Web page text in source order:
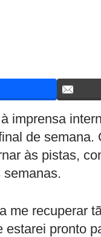
imprensa
de
às pistas,
me recuperar
estarei pronto